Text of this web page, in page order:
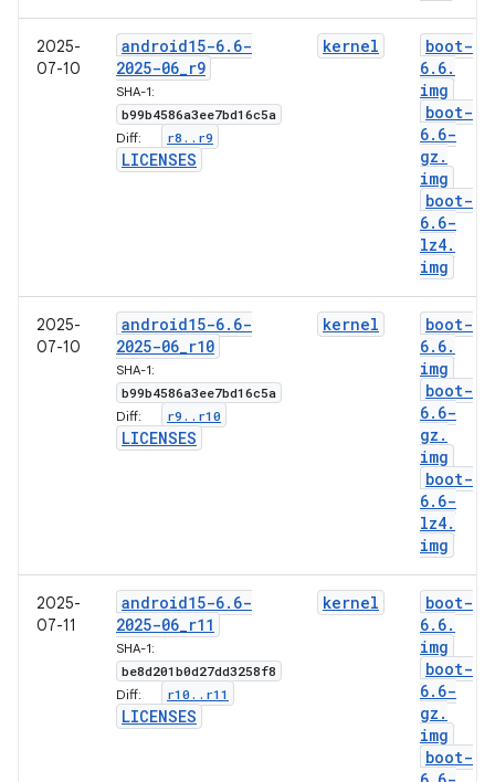
2025-
07-10
android15-6. 6-
2025-06_r9
SHA-1:
b99b4586a3ee7bd16c5a
Diff: r8 . . r9
LICENSES
kernel
boot-
6. 6.
img
boot-
6. 6-
gz .
img
boot-
6. 6-
lz4.
img
2025-
07-10
android15-6. 6-
2025-06_r10
SHA-1:
b99b4586a3ee7bd16c5a
Diff: r9 . . r10
LICENSES
kernel
boot-
6. 6.
img
boot-
6. 6-
gz .
img
boot-
6. 6-
lz4.
img
2025-
07-11
android15-6. 6-
2025-06_r11
SHA-1:
be8d201b0d27dd3258f8
Diff: r10 . . r11
LICENSES
kernel
boot-
6. 6.
img
boot-
6. 6-
gz .
img
boot-